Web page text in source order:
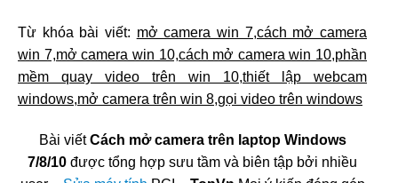
Từ khóa bài viết: mở camera win 7,cách mở camera
win 7,mở camera win 10,cách mở camera win 10,phần
mềm quay video trên win 10,thiết lập webcam
windows,mở camera trên win 8,gọi video trên windows
Bài viếtCách mở camera trên laptop Windows
7/8/10 được tổng hợp sưu tầm và biên tập bởi nhiều